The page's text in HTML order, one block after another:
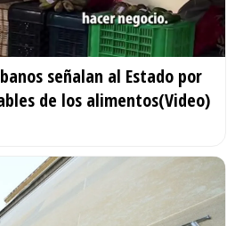
señalan al Estado por
de los alimentos(Video)